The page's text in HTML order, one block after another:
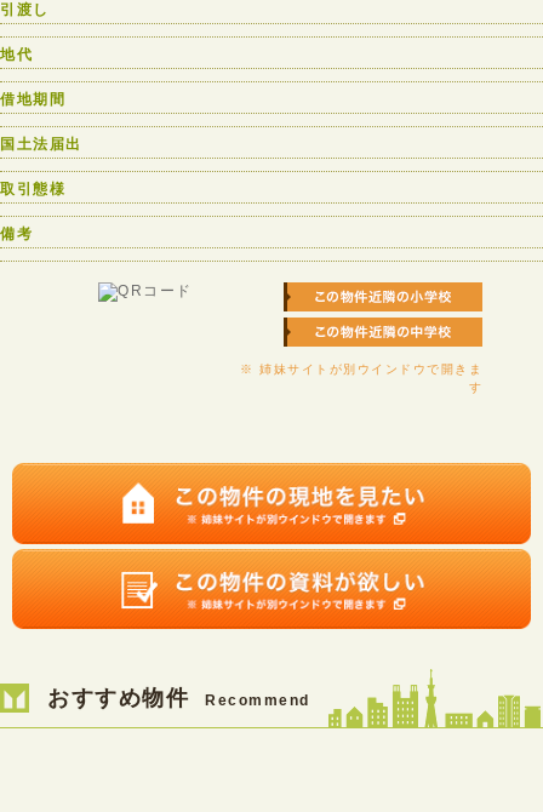
引渡し
地代
借地期間
国土法届出
取引態様
備考
※ 姉妹サイトが別ウインドウで開きま
す
おすすめ物件 Recommend